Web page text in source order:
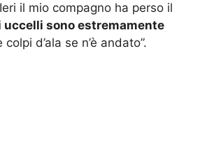
il mio compagno ha perso il
uccelli sono estremamente
d’ala se n’è andato”.